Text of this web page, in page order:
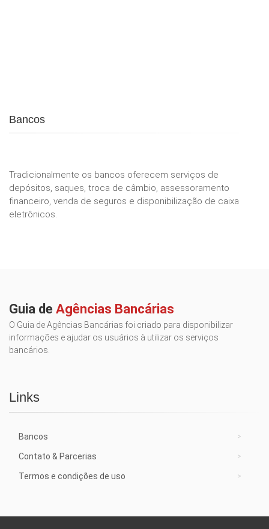
Bancos
Tradicionalmente os bancos oferecem serviços de
depósitos, saques, troca de câmbio, assessoramento
financeiro, venda de seguros e disponibilização de caixa
eletrônicos.
Guia de Agências Bancárias
O Guia de Agências Bancárias foi criado para disponibilizar
informações e ajudar os usuários à utilizar os serviços
bancários.
Links
Bancos
Contato & Parcerias
Termos e condições de uso